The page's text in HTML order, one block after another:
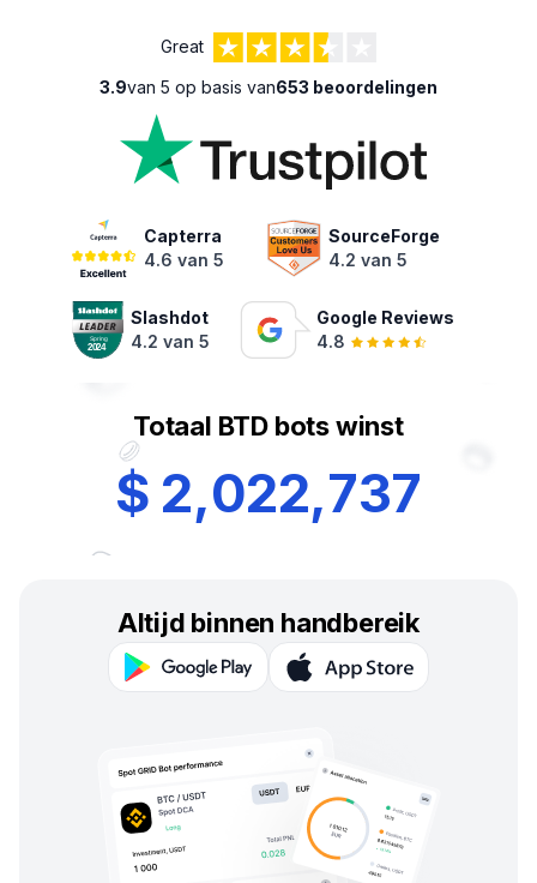
Great
3.9van 5 op basis van653 beoordelingen
Capterra
4.6 van 5
SourceForge
4.2 van 5
Slashdot
4.2 van 5
Google Reviews
4.8
Totaal BTD bots winst
$ 2,022,737
Altijd binnen handbereik